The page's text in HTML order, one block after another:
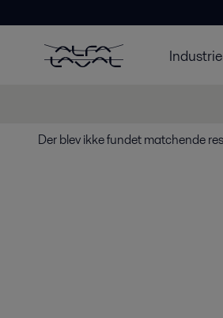
Der blev ikke fundet matchende